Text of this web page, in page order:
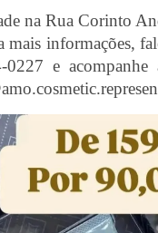
na Rua Corinto
mais informações,
e acompanhe